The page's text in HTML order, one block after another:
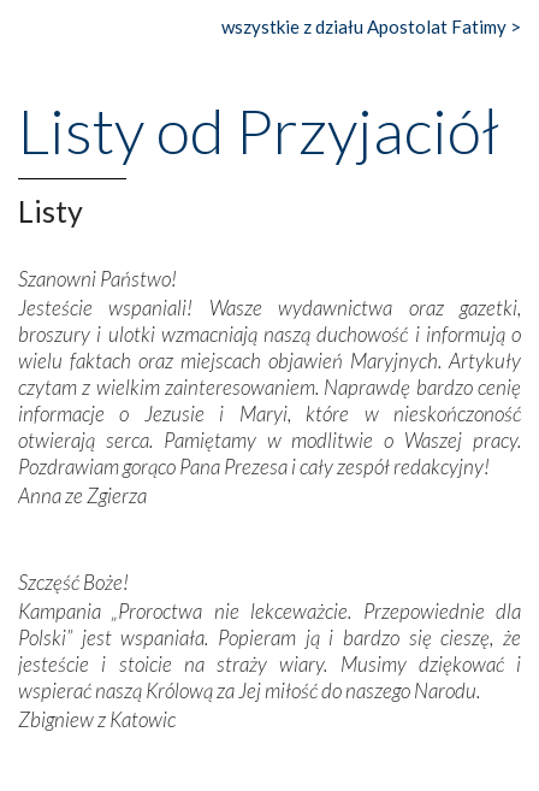
Nasze pielgrzymkowe wyprawy, których celem były
wznoszono na chwałę Bożą, na przykład – w podzięce za
Opatrznościową pomoc w wygranej bitwie o
niepodległość kraju. Zachwyt budziła potężna, a zarazem
misterna architektura tych monumentalnych dzieł,
wspaniałe zdobienia, dbałość ich twórców o detale,
budowniczych.
Podążyliśmy też śladami fatimskich wizjonerów – Łucji
dos Santos oraz świętych Hiacynty i Franciszka Marto.
Modliliśmy się przy ich grobach. Odprawiliśmy Drogę
Krzyżową w ich rodzinnych stronach, odwiedziliśmy
domy, w których żyli.
W miejscu objawień Matki Bożej zapaliliśmy świece
Podczas tej kilkudniowej wyprawy na każdym kroku
spotykaliśmy się z serdeczną otwartością
Portugalczyków. Podziwialiśmy ich ludową sztukę i
zwyczaje. Mimo że nasze kraje są od siebie bardzo
oddalone, w żaden sposób nie czuliśmy się obco.
Sprawiła to oczywiście sama Matka Boża, ale też
kulturowa bliskość biorąca swój początek w naszej
wszystkie z działu Apostolat Fatimy >
Listy od Przyjaciół
Listy
Szanowni Państwo!
Jesteście wspaniali! Wasze wydawnictwa oraz gazetki,
broszury i ulotki wzmacniają naszą duchowość i informują o
wielu faktach oraz miejscach objawień Maryjnych. Artykuły
czytam z wielkim zainteresowaniem. Naprawdę bardzo cenię
informacje o Jezusie i Maryi, które w nieskończoność
otwierają serca. Pamiętamy w modlitwie o Waszej pracy.
Pozdrawiam gorąco Pana Prezesa i cały zespół redakcyjny!
Anna ze Zgierza
Szczęść Boże!
Kampania „Proroctwa nie lekceważcie. Przepowiednie dla
Polski” jest wspaniała. Popieram ją i bardzo się cieszę, że
jesteście i stoicie na straży wiary. Musimy dziękować i
wspierać naszą Królową za Jej miłość do naszego Narodu.
Zbigniew z Katowic